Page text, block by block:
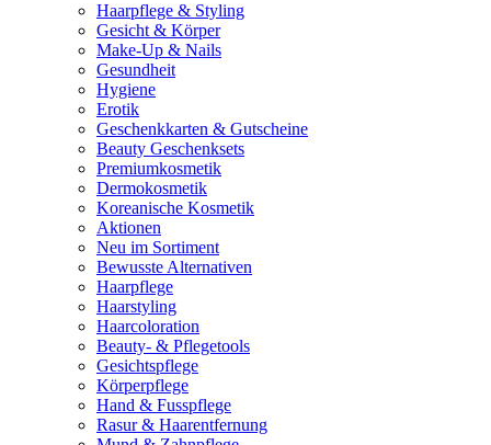
Haarpflege & Styling
Gesicht & Körper
Make-Up & Nails
Gesundheit
Hygiene
Erotik
Geschenkkarten & Gutscheine
Beauty Geschenksets
Premiumkosmetik
Dermokosmetik
Koreanische Kosmetik
Aktionen
Neu im Sortiment
Bewusste Alternativen
Haarpflege
Haarstyling
Haarcoloration
Beauty- & Pflegetools
Gesichtspflege
Körperpflege
Hand & Fusspflege
Rasur & Haarentfernung